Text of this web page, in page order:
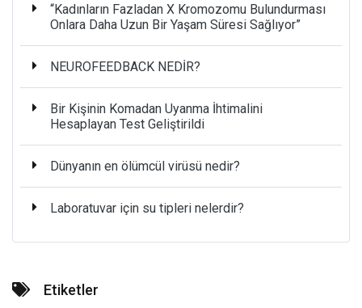
“Kadınların Fazladan X Kromozomu Bulundurması
Onlara Daha Uzun Bir Yaşam Süresi Sağlıyor”
NEUROFEEDBACK NEDİR?
Bir Kişinin Komadan Uyanma İhtimalini
Hesaplayan Test Geliştirildi
Dünyanın en ölümcül virüsü nedir?
Laboratuvar için su tipleri nelerdir?
Etiketler